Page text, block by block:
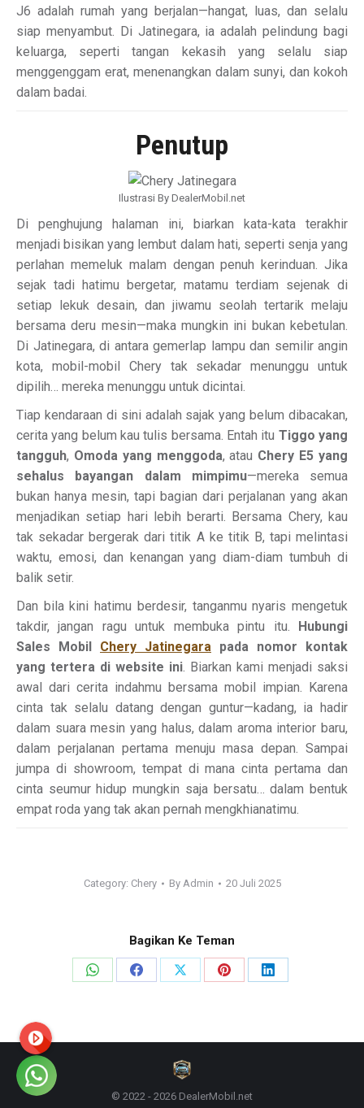
J6 adalah rumah yang berjalan—hangat, luas, dan selalu
siap menyambut. Di Jatinegara, ia adalah pelindung bagi
keluarga, seperti tangan kekasih yang selalu siap
menggenggam erat, menenangkan dalam sunyi, dan kokoh
dalam badai.
Penutup
Ilustrasi By DealerMobil.net
Di penghujung halaman ini, biarkan kata-kata terakhir
menjadi bisikan yang lembut dalam hati, seperti senja yang
perlahan memeluk malam dengan penuh kerinduan. Jika
sejak tadi hatimu bergetar, matamu terdiam sejenak di
setiap lekuk desain, dan jiwamu seolah tertarik melaju
bersama deru mesin—maka mungkin ini bukan kebetulan.
Di Jatinegara, di antara gemerlap lampu dan semilir angin
kota, mobil-mobil Chery tak sekadar menunggu untuk
dipilih… mereka menunggu untuk dicintai.
Tiap kendaraan di sini adalah sajak yang belum dibacakan,
cerita yang belum kau tulis bersama. Entah itu Tiggo yang
tangguh, Omoda yang menggoda, atau Chery E5 yang
sehalus bayangan dalam mimpimu—mereka semua
bukan hanya mesin, tapi bagian dari perjalanan yang akan
menjadikan setiap hari lebih berarti. Bersama Chery, kau
tak sekadar bergerak dari titik A ke titik B, tapi melintasi
waktu, emosi, dan kenangan yang diam-diam tumbuh di
balik setir.
Dan bila kini hatimu berdesir, tanganmu nyaris mengetuk
takdir, jangan ragu untuk membuka pintu itu. Hubungi
Sales Mobil Chery Jatinegara pada nomor kontak
yang tertera di website ini. Biarkan kami menjadi saksi
awal dari cerita indahmu bersama mobil impian. Karena
cinta tak selalu datang dengan guntur—kadang, ia hadir
dalam suara mesin yang halus, dalam aroma interior baru,
dalam perjalanan pertama menuju masa depan. Sampai
jumpa di showroom, tempat di mana cinta pertama dan
cinta seumur hidup mungkin saja bersatu… dalam bentuk
empat roda yang tak akan pernah mengkhianatimu.
Category: Chery By Admin 20 Juli 2025
Bagikan Ke Teman
Share
Share
Share
Share
Share
© 2022 - 2026 DealerMobil.net